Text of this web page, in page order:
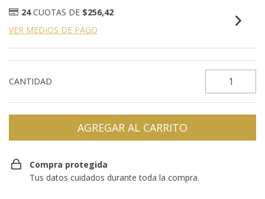
24 CUOTAS DE $256,42
VER MEDIOS DE PAGO
CANTIDAD
Compra protegida
Tus datos cuidados durante toda la compra.